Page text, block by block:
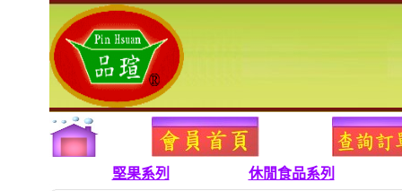
堅果系列 休閒食品系列